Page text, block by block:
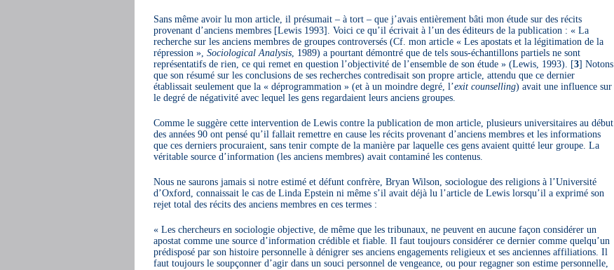
Sans même avoir lu mon article, il présumait – à tort – que j’avais entièrement bâti mon étude sur des récits
provenant d’anciens membres [Lewis 1993]. Voici ce qu’il écrivait à l’un des éditeurs de la publication : « La
recherche sur les anciens membres de groupes controversés (Cf. mon article « Les apostats et la légitimation de la
répression », Sociological Analysis, 1989) a pourtant démontré que de tels sous-échantillons partiels ne sont
représentatifs de rien, ce qui remet en question l’objectivité de l’ensemble de son étude » (Lewis, 1993).
[3] Notons
que son résumé sur les conclusions de ses recherches contredisait son propre article, attendu que ce dernier
établissait seulement que la « déprogrammation » (et à un moindre degré, l’exit counselling) avait une influence sur
le degré de négativité avec lequel les gens regardaient leurs anciens groupes.
Comme le suggère cette intervention de Lewis contre la publication de mon article, plusieurs universitaires au début
des années 90 ont pensé qu’il fallait remettre en cause les récits provenant d’anciens membres et les informations
que ces derniers procuraient, sans tenir compte de la manière par laquelle ces gens avaient quitté leur groupe. La
véritable source d’information (les anciens membres) avait contaminé les contenus.
Nous ne saurons jamais si notre estimé et défunt confrère, Bryan Wilson, sociologue des religions à l’Université
d’Oxford, connaissait le cas de Linda Epstein ni même s’il avait déjà lu l’article de Lewis lorsqu’il a exprimé son
rejet total des récits des anciens membres en ces termes :
« Les chercheurs en sociologie objective, de même que les tribunaux, ne peuvent en aucune façon considérer un
apostat comme une source d’information crédible et fiable. Il faut toujours considérer ce dernier comme quelqu’un
prédisposé par son histoire personnelle à dénigrer ses anciens engagements religieux et ses anciennes affiliations. Il
faut toujours le soupçonner d’agir dans un souci personnel de vengeance, ou pour regagner son estime personnelle,